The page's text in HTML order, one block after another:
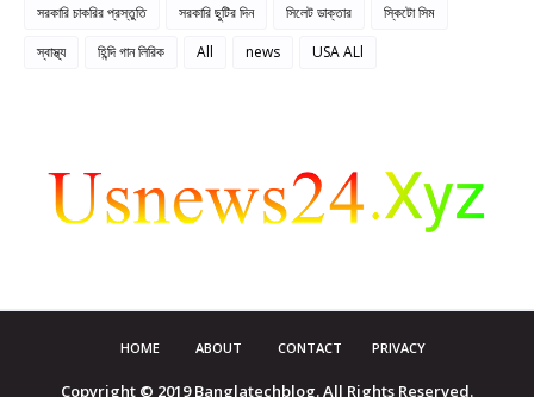
সরকারি চাকরির প্রস্তুতি
সরকারি ছুটির দিন সিলেট ডাক্তার
স্কিটো সিম
স্বাস্থ্য
হিন্দি গান লিরিক All news USA ALl
HOME ABOUT CONTACT PRIVACY
Copyright © 2019 Banglatechblog. All Rights Reserved.